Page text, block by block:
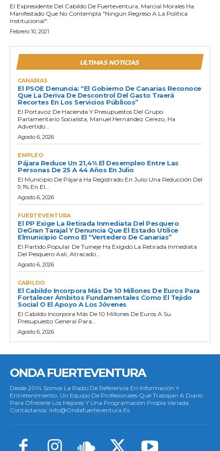
El Expresidente Del Cabildo De Fuerteventura, Marcial Morales Ha
Manifestado Que No Contempla "ningún Regreso A La Política
Institucional".
Febrero 10, 2021
ULTIMAS NOTICIAS
CANARIAS
El PSOE Denuncia: “El Gobierno De Canarias Reconoce
Que La Deriva De Descontrol Del Gasto Traerá
Recortes En Los Servicios Públicos”
El Portavoz De Hacienda Y Presupuestos Del Grupo
Parlamentario Socialista, Manuel Hernández Cerezo, Ha
Advertido...
Agosto 6, 2026
EMPLEO
Pájara Reduce Un 21,4% El Desempleo Entre Las
Personas De 25 A 44 Años En Julio
El Municipio De Pájara Ha Registrado En Julio Una Reducción Del
9,1% En El...
Agosto 6, 2026
FUERTEVENTURA
El PP Exige La Retirada Inmediata Del Pesquero
DeGran Tarajal Y Denuncia Que El Estado Utilice
Elmunicipio Como El “vertedero De Canarias”
El Partido Popular De Tuineje Ha Exigido La Retirada Inmediata
Del Pesquero Aali, Atracado...
Agosto 6, 2026
CABILDO
El Cabildo Incorpora Más De 10 Millones De Euros Para
Fortalecer Ámbitos Fundamentales Como El Tejido
Social O El Apoyo A Los Jóvenes
El Cabildo Incorpora Más De 10 Millones De Euros A Su
Presupuesto General Para...
Agosto 6, 2026
ONDA FUERTEVENTURA
Desde 2014 Somos La Radio De Referencia En Información Y
Entretenimiento. Un Equipo De Profesionales Que Trabajan A Diario
Para Ofrecerle Los Mejores Y Una Programación Propia Variada.
Contáctanos: Info@ondafuerteventura.es